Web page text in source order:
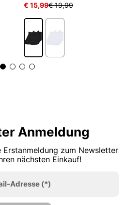
€ 15,99€ 19,99
Anmeldung
Erstanmeldung zum Newsletter
nächsten Einkauf!
Adresse (*)